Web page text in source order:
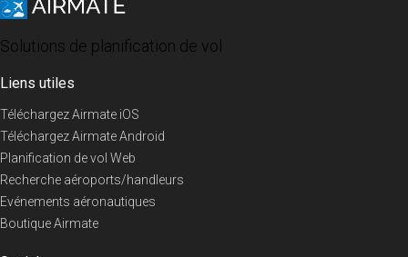
Solutions de planification de vol
Liens utiles
Téléchargez Airmate iOS
Téléchargez Airmate Android
Planification de vol Web
Recherche aéroports/handleurs
Evénements aéronautiques
Boutique Airmate